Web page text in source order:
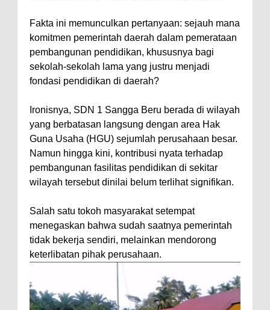
Fakta ini memunculkan pertanyaan: sejauh mana
komitmen pemerintah daerah dalam pemerataan
pembangunan pendidikan, khususnya bagi
sekolah-sekolah lama yang justru menjadi
fondasi pendidikan di daerah?
Ironisnya, SDN 1 Sangga Beru berada di wilayah
yang berbatasan langsung dengan area Hak
Guna Usaha (HGU) sejumlah perusahaan besar.
Namun hingga kini, kontribusi nyata terhadap
pembangunan fasilitas pendidikan di sekitar
wilayah tersebut dinilai belum terlihat signifikan.
Salah satu tokoh masyarakat setempat
menegaskan bahwa sudah saatnya pemerintah
tidak bekerja sendiri, melainkan mendorong
keterlibatan pihak perusahaan.